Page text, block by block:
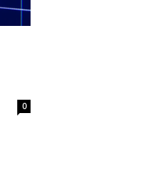
0